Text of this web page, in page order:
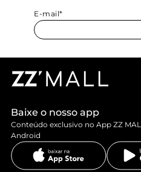
E-mail*
Baixe o nosso app
Conteúdo exclusivo no App ZZ
Android